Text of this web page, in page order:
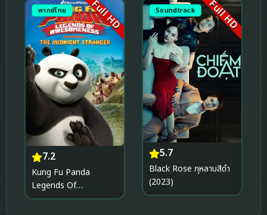
พากย์ไทย Full HD
7.2
Kung Fu Panda
Legends Of
Awesomeness Vol.4
Soundtrack Full HD
5.7
Black Rose กุหลาบสีดำ
(2023)